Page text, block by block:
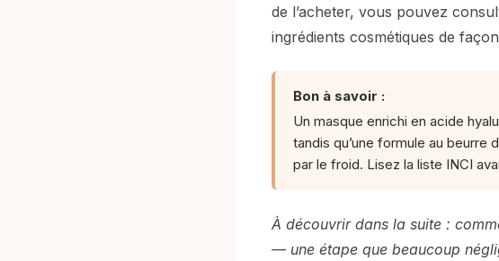
de l’acheter, vous pouvez
ingrédients cosmétiques de
Bon à savoir :
Un masque enrichi en acide
tandis qu’une formule au
par le froid. Lisez la liste INCI
À découvrir dans la suite :
— une étape que beaucoup